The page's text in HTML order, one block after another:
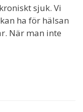
sjuk. Vi
ha för hälsan
När man inte